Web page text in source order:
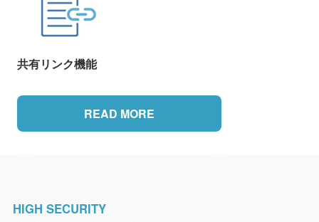
共有リンク機能
READ MORE
HIGH SECURITY